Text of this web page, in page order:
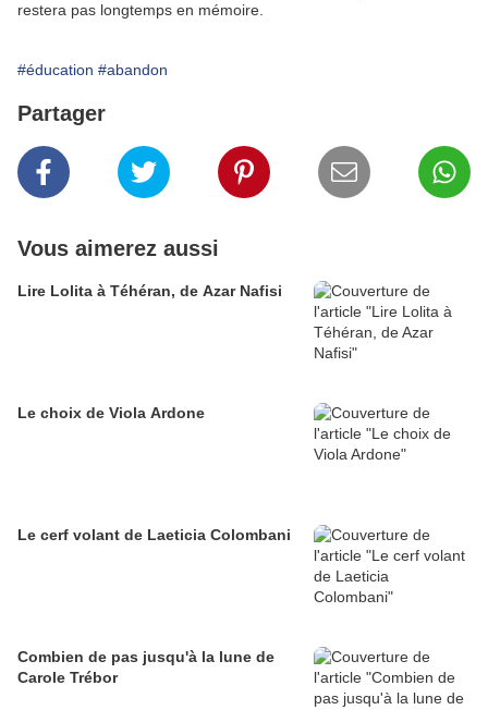
restera pas longtemps en mémoire.
#éducation #abandon
Partager
Vous aimerez aussi
Lire Lolita à Téhéran, de Azar Nafisi
Le choix de Viola Ardone
Le cerf volant de Laeticia Colombani
Combien de pas jusqu'à la lune de
Carole Trébor